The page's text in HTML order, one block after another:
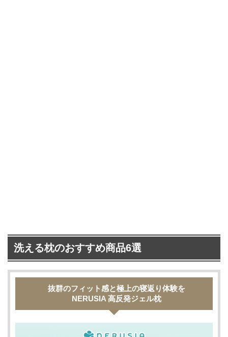
洗える枕のおすすめ商品6選
抜群のフィット感と極上の寝返り体験を
NERUSIA 高反発ジェル枕